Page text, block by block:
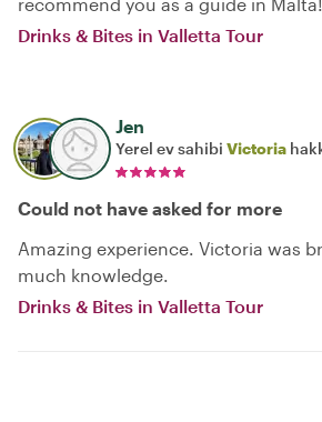
Drinks & Bites in Valletta Tour
Jen
Yerel ev sahibi Victoria
Could not have asked for more
Amazing experience. Victoria was
much knowledge.
Drinks & Bites in Valletta Tour